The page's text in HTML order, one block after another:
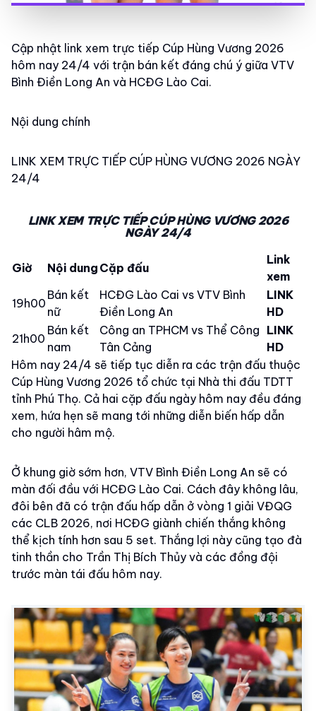
Cập nhật link xem trực tiếp Cúp Hùng Vương 2026
hôm nay 24/4 với trận bán kết đáng chú ý giữa VTV
Bình Điền Long An và HCĐG Lào Cai.
Nội dung chính
LINK XEM TRỰC TIẾP CÚP HÙNG VƯƠNG 2026 NGÀY
24/4
LINK XEM TRỰC TIẾP CÚP HÙNG VƯƠNG 2026
NGÀY 24/4
Giờ Nội dung Cặp đấu
Link
xem
19h00
Bán kết
nữ
HCĐG Lào Cai vs VTV Bình
Điền Long An
LINK
HD
21h00
Bán kết
nam
Công an TPHCM vs Thể Công
Tân Cảng
LINK
HD
Hôm nay 24/4 sẽ tiếp tục diễn ra các trận đấu thuộc
Cúp Hùng Vương 2026 tổ chức tại Nhà thi đấu TDTT
tỉnh Phú Thọ. Cả hai cặp đấu ngày hôm nay đều đáng
xem, hứa hẹn sẽ mang tới những diễn biến hấp dẫn
cho người hâm mộ.
Ở khung giờ sớm hơn, VTV Bình Điền Long An sẽ có
màn đối đầu với HCĐG Lào Cai. Cách đây không lâu,
đôi bên đã có trận đấu hấp dẫn ở vòng 1 giải VĐQG
các CLB 2026, nơi HCĐG giành chiến thắng không
thể kịch tính hơn sau 5 set. Thắng lợi này cũng tạo đà
tinh thần cho Trần Thị Bích Thủy và các đồng đội
trước màn tái đấu hôm nay.